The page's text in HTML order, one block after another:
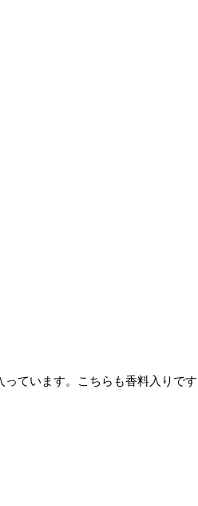
ています。こちらも香料入りです